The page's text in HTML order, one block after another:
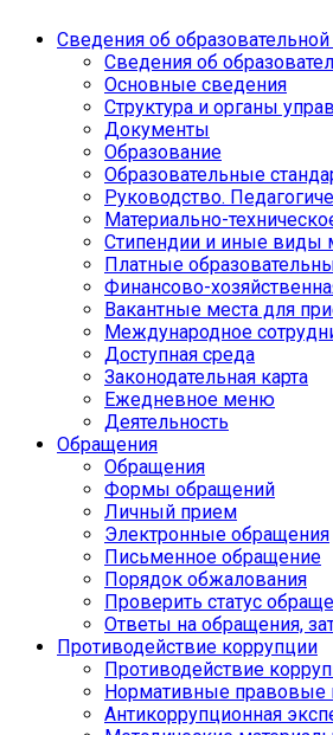
Сведения об
Сведения об
Основные сведения
Структура и органы
Документы
Образование
Образовательные
Руководство.
Материально-
Стипендии и иные виды
Платные
Финансово-
Вакантные места для
Международное
Доступная среда
Законодательная карта
Ежедневное меню
Деятельность
Обращения
Обращения
Формы обращений
Личный прием
Электронные обращения
Письменное обращение
Порядок обжалования
Проверить статус
Ответы на обращения,
Противодействие коррупции
Противодействие
Нормативные правовые
Антикоррупционная